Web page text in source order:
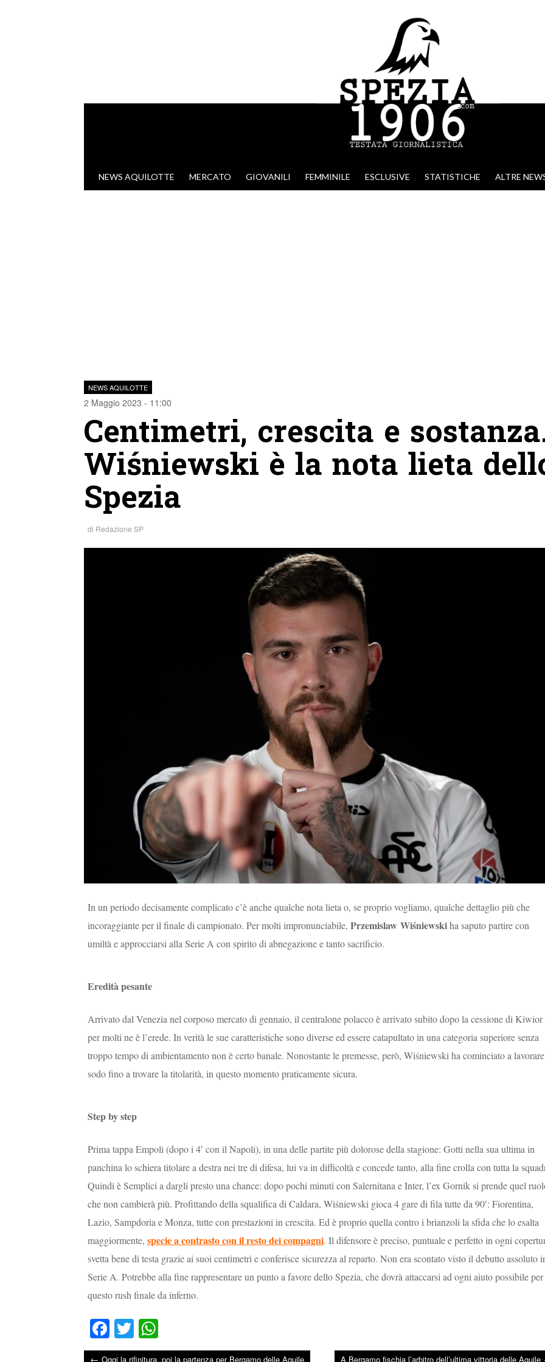
VAI AL CONTENUTO
NEWS AQUILOTTE MERCATO GIOVANILI FEMMINILE ESCLUSIVE STATISTICHE ALTRE
NEWS AQUILOTTE
2 Maggio 2023 - 11:00
Centimetri, crescita e
Wiśniewski è la nota lieta
Spezia
di Redazione SP
In un periodo decisamente complicato c’è anche qualche nota lieta o, se proprio vogliamo, qualche dettaglio più che
incoraggiante per il finale di campionato. Per molti impronunciabile, Przemislaw Wiśniewskiha saputo partire con
umiltà e approcciarsi alla Serie A con spirito di abnegazione e tanto sacrificio.
Eredità pesante
Arrivato dal Venezia nel corposo mercato di gennaio, il centralone polacco è arrivato subito dopo la cessione di Kiwior
per molti ne è l’erede. In verità le sue caratteristiche sono diverse ed essere catapultato in una categoria superiore senza
troppo tempo di ambientamento non è certo banale. Nonostante le premesse, però, Wiśniewski ha cominciato a lavorare
sodo fino a trovare la titolarità, in questo momento praticamente sicura.
Step by step
Prima tappa Empoli (dopo i 4′ con il Napoli), in una delle partite più dolorose della stagione: Gotti nella sua ultima in
panchina lo schiera titolare a destra nei tre di difesa, lui va in difficoltà e concede tanto, alla fine crolla con tutta la
Quindi è Semplici a dargli presto una chance: dopo pochi minuti con Salernitana e Inter, l’ex Gornik si prende quel
che non cambierà più. Profittando della squalifica di Caldara, Wiśniewski gioca 4 gare di fila tutte da 90′: Fiorentina,
Lazio, Sampdoria e Monza, tutte con prestazioni in crescita. Ed è proprio quella contro i brianzoli la sfida che lo esalta
maggiormente, specie a contrasto con il resto dei compagni. Il difensore è preciso, puntuale e perfetto in ogni
svetta bene di testa grazie ai suoi centimetri e conferisce sicurezza al reparto. Non era scontato visto il debutto assoluto
Serie A. Potrebbe alla fine rappresentare un punto a favore dello Spezia, che dovrà attaccarsi ad ogni aiuto possibile per
questo rush finale da inferno.
Fa
ce
T
wiha
← Oggi la rifinitura, poi la partenza per Bergamo delle Aquile A Bergamo fischia l’arbitro dell’ultima vittoria delle Aquile